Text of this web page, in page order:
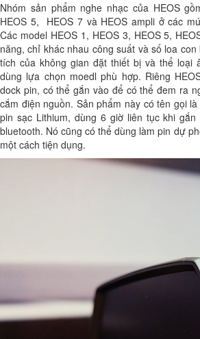
Nhóm sản phẩm nghe nhạc của HEOS
HEOS 5, HEOS 7 và HEOS ampli ở các
Các model HEOS 1, HEOS 3, HEOS 5,
năng, chỉ khác nhau công suất và số loa
tích của không gian đặt thiết bị và thể loại
dùng lựa chọn moedl phù hợp. Riêng
dock pin, có thể gắn vào để có thể đem ra
cắm điện nguồn. Sản phẩm này có tên gọi
pin sạc Lithium, dùng 6 giờ liên tục khi
bluetooth. Nó cũng có thể dùng làm pin dự
một cách tiện dụng.